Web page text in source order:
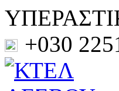
+030